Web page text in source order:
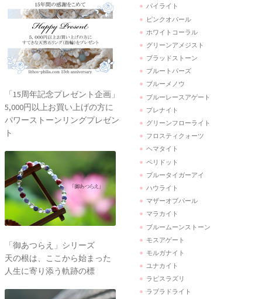
「15周年記念プレゼント企画」
5,000円以上お買い上げの方に
パワーストーンリングプレゼン
ト
「御あつらえ」シリーズ
天の根は、ここから始まった
人生に寄り添う軌跡の標
パイライト
ピンクオパール
ホワイトコーラル
グリーンアメジスト
ブラッドストーン
ブルートパーズ
ブルーメノウ
ブルーレースアゲート
プレナイト
グリーンフローライト
フロスティクォーツ
ヘマタイト
ペリドット
ブルータイガーアイ
ハウライト
マザーオブパール
マラカイト
ブルームーンストーン
モスアゲート
モルガナイト
ユナカイト
ラピスラズリ
ラブラドライト